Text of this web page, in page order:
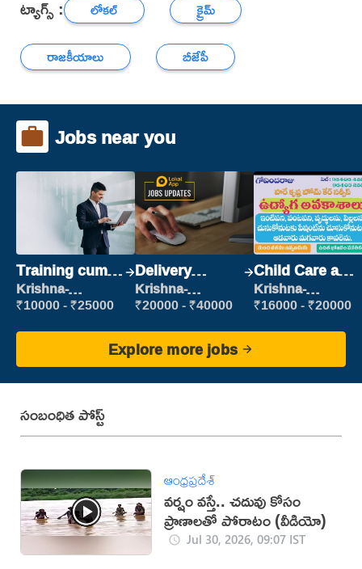
ట్యాగ్స్ : లోకల్
క్రైమ్
రాజకీయాలు
బీజేపీ
Jobs near you
Training cum
Placement
Krishna-
vijayawada
₹10000 - ₹25000
Delivery
Executive
Krishna-
vijayawada
₹20000 - ₹40000
Child Care and
Patient care
Krishna-
vijayawada
₹16000 - ₹20000
Explore more jobs
సంబంధిత పోస్ట్
ఆంధ్రప్రదేశ్
వ‌ర్షం వస్తే.. చ‌దువు కోసం
ప్రాణాలతో పోరాటం (వీడియో)
Jul 30, 2026, 09:07 IST